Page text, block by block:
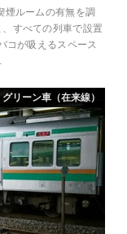
煙ルームの有無を調
すべての列車で設置
コが吸えるスペース
グリーン車（在来線）